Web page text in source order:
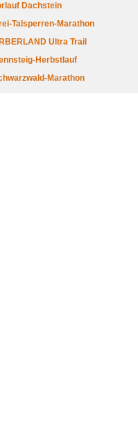
Dachstein
Talsperren-Marathon
Ultra Trail
Herbstlauf
Marathon